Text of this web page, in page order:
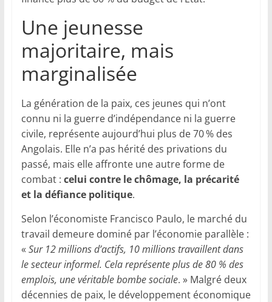
Une jeunesse
majoritaire, mais
marginalisée
La génération de la paix, ces jeunes qui n’ont
connu ni la guerre d’indépendance ni la guerre
civile, représente aujourd’hui plus de 70 % des
Angolais. Elle n’a pas hérité des privations du
passé, mais elle affronte une autre forme de
combat : celui contre le chômage, la précarité
et la défiance politique.
Selon l’économiste Francisco Paulo, le marché du
travail demeure dominé par l’économie parallèle :
« Sur 12 millions d’actifs, 10 millions travaillent dans
le secteur informel. Cela représente plus de 80 % des
emplois, une véritable bombe sociale. » Malgré deux
décennies de paix, le développement économique